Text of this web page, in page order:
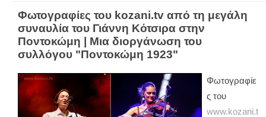
Φωτογραφίες του kozani.tv από τη μεγάλη
συναυλία του Γιάννη Κότσιρα στην
Ποντοκώμη | Μια διοργάνωση του
συλλόγου "Ποντοκώμη 1923"
Φωτογραφίε
ς του
www.kozani.t